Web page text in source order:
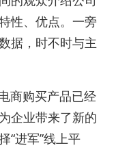
性、优点。一旁
据，时不时与主
商购买产品已经
企业带来了新的
“进军”线上平